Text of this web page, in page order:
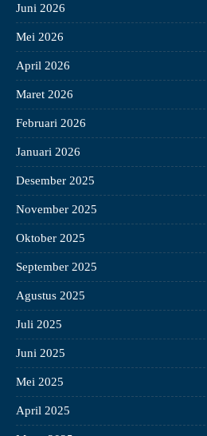
Juni 2026
Mei 2026
April 2026
Maret 2026
Februari 2026
Januari 2026
Desember 2025
November 2025
Oktober 2025
September 2025
Agustus 2025
Juli 2025
Juni 2025
Mei 2025
April 2025